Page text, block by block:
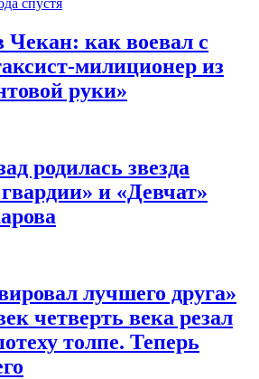
спустя
Чекан: как воевал с
милиционер из
руки»
родилась звезда
и «Девчат»
лучшего друга»
четверть века резал
толпе. Теперь